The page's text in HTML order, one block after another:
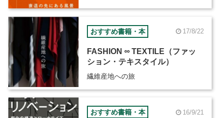
おすすめ書籍・本 17/8/22
FASHION ∞ TEXTILE（ファッ
ション・テキスタイル）
繊維産地への旅
おすすめ書籍・本 16/9/21